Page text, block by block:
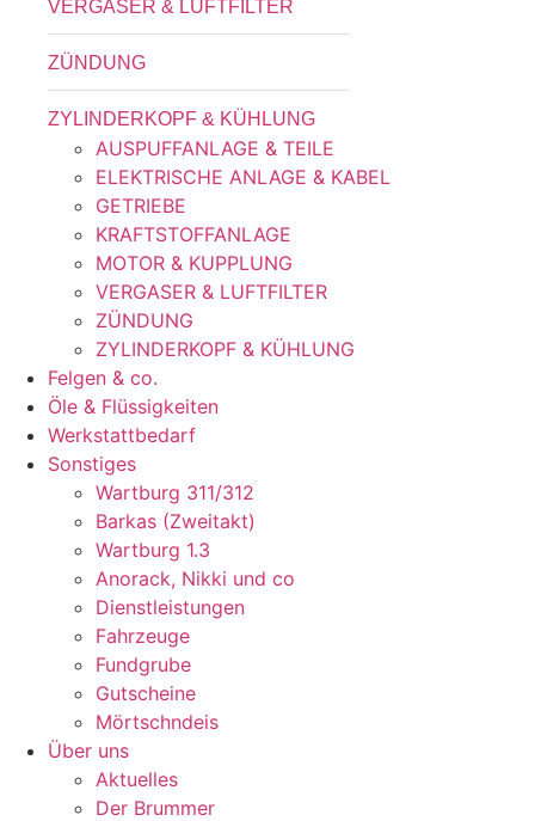
VERGASER & LUFTFILTER
ZÜNDUNG
ZYLINDERKOPF & KÜHLUNG
AUSPUFFANLAGE & TEILE
ELEKTRISCHE ANLAGE & KABEL
GETRIEBE
KRAFTSTOFFANLAGE
MOTOR & KUPPLUNG
VERGASER & LUFTFILTER
ZÜNDUNG
ZYLINDERKOPF & KÜHLUNG
Felgen & co.
Öle & Flüssigkeiten
Werkstattbedarf
Sonstiges
Wartburg 311/312
Barkas (Zweitakt)
Wartburg 1.3
Anorack, Nikki und co
Dienstleistungen
Fahrzeuge
Fundgrube
Gutscheine
Mörtschndeis
Über uns
Aktuelles
Der Brummer